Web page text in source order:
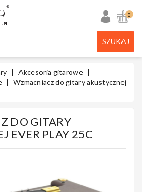
0
SZUKAJ
Akcesoria gitarowe
Wzmacniacz do gitary akustycznej
DO GITARY
EVER PLAY 25C